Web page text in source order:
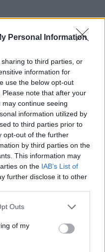
Personal Information
to third parties, or
information for
use the below opt-out
note that after your
continue seeing
information utilized by
to third parties prior to
opt-out of the further
by third parties on the
This information may
on the IAB’s List of
further disclose it to other
one or more Google
You may click to
its third-party tags to
in below Google
Outs
of my